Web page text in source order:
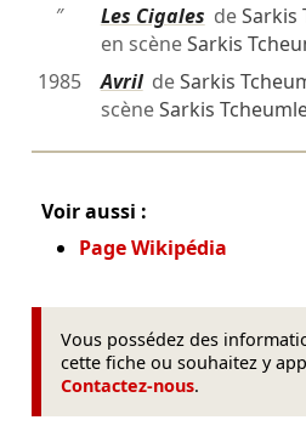
″
Les Cigales deSarkis
en scèneSarkis
1985
AvrildeSarkis
scèneSarkis
Voir aussi :
Page Wikipédia
Vous possédez des
cette fiche ou souhaitez y
Contactez-nous.